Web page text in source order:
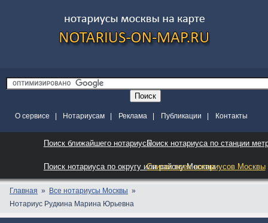
О сервисе Нотариусам Реклама Публикации Контакты
Поиск ближайшего нотариусаПоиск нотариуса по станции
Поиск нотариуса по округу или району Москвы
Список всех нотариусов Москвы
Главная
Все нотариусы Москвы
Нотариус Рудкина Марина Юрьевна